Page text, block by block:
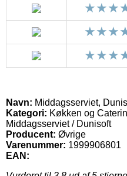
Navn: Middagsserviet,
Kategori: Køkken og
Middagsserviet / Dunisoft
Producent: Øvrige
Varenummer: 1999906801
EAN: